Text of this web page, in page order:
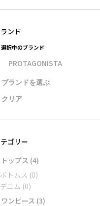
選択中のブランド
PROTAGONISTA
トップス (4)
ボトムス (0)
デニム (0)
ワンピース (3)